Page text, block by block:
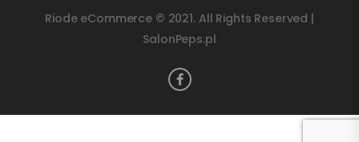
Riode eCommerce © 2021. All Rights Reserved |
SalonPeps.pl